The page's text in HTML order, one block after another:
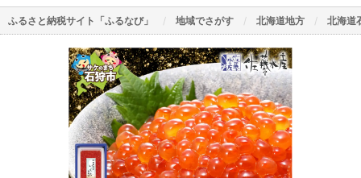
ふるさと納税サイト「ふるなび」 地域でさがす 北海道地方 北海道